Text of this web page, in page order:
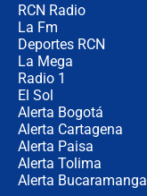
RCN Radio
La Fm
Deportes RCN
La Mega
Radio 1
El Sol
Alerta Bogotá
Alerta Cartagena
Alerta Paisa
Alerta Tolima
Alerta Bucaramanga